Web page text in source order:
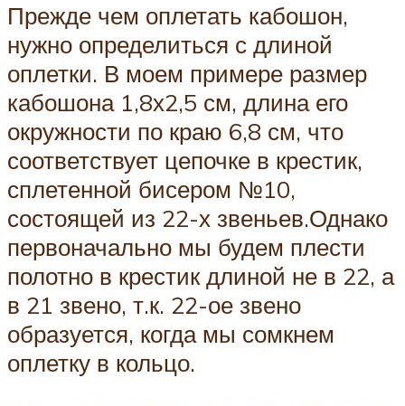
Прежде чем оплетать кабошон,
нужно определиться с длиной
оплетки. В моем примере размер
кабошона 1,8х2,5 см, длина его
окружности по краю 6,8 см, что
соответствует цепочке в крестик,
сплетенной бисером №10,
состоящей из 22-х звеньев.Однако
первоначально мы будем плести
полотно в крестик длиной не в 22, а
в 21 звено, т.к. 22-ое звено
образуется, когда мы сомкнем
оплетку в кольцо.